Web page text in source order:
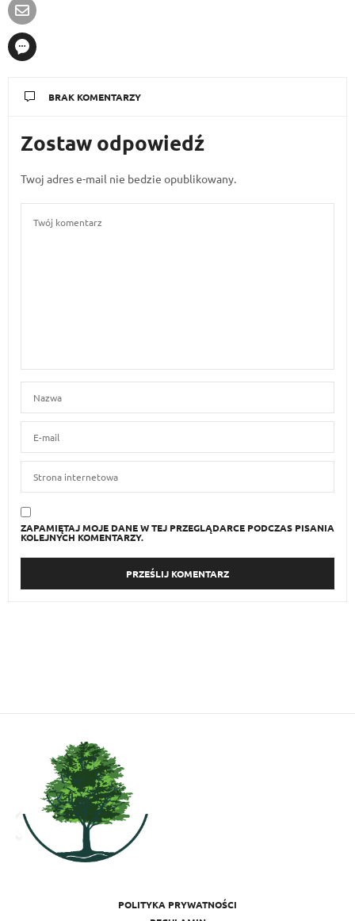
BRAK KOMENTARZY
Zostaw odpowiedź
Twoj adres e-mail nie bedzie opublikowany.
ZAPAMIĘTAJ MOJE DANE W TEJ PRZEGLĄDARCE PODCZAS PISANIA
KOLEJNYCH KOMENTARZY.
POLITYKA PRYWATNOŚCI